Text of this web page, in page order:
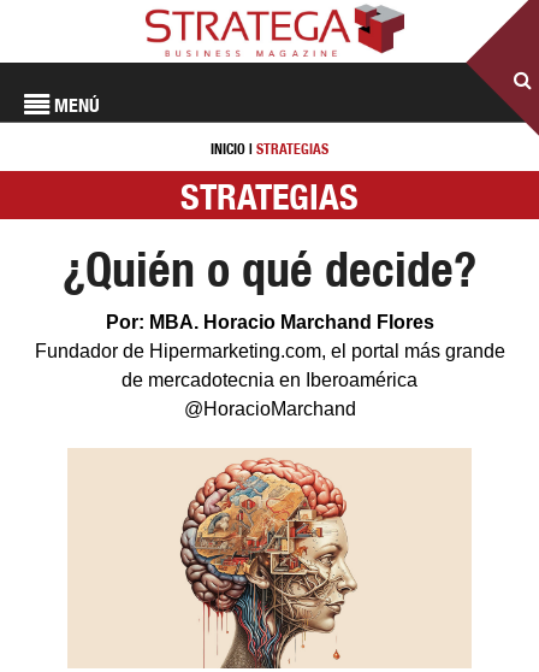
MENÚ
INICIO | STRATEGIAS
STRATEGIAS
¿Quién o qué decide?
Por: MBA. Horacio Marchand Flores
Fundador de Hipermarketing.com, el portal más grande
de mercadotecnia en Iberoamérica
@HoracioMarchand